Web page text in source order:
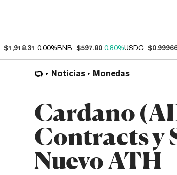
$1,918.31 0.00%BNB $597.80 0.80%USDC
Noticias Monedas
Cardano
Contracts y
Nuevo ATH